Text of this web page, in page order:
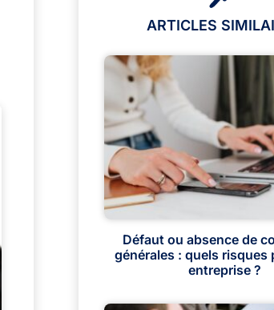
ARTICLES
Défaut ou absence de
générales : quels risques
entreprise ?